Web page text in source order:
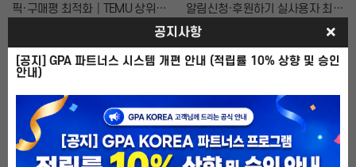
월 예산
픽·구매평 최적화│TEMU 상위노
10,000원~
4.9 | 61개의 평가
알림신청·후원하기 실사용자 최적
화 마케팅
8,000원~
5.0 | 77개의 평가
공지사항
[공지] GPA 파트너스 시스템 개편 안내 (적립률 10% 상향 및 승인
안내)